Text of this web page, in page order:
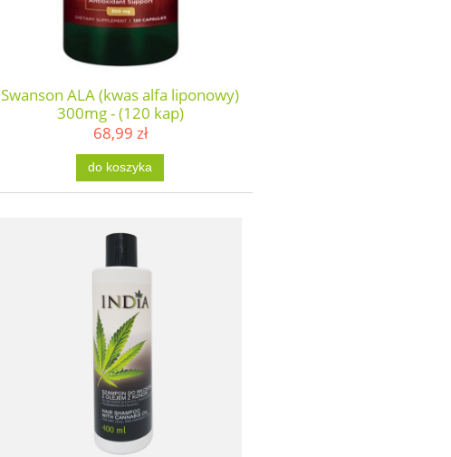
Swanson ALA (kwas alfa liponowy)
300mg - (120 kap)
68,99 zł
do koszyka